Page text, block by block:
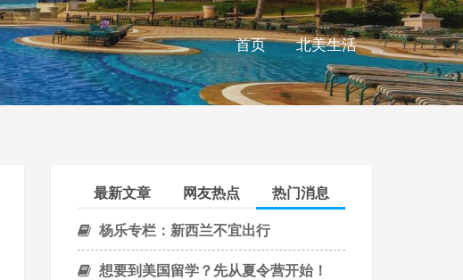
首页 北美生活
最新文章 网友热点 热门消息
杨乐专栏：新西兰不宜出行
想要到美国留学？先从夏令营开始！